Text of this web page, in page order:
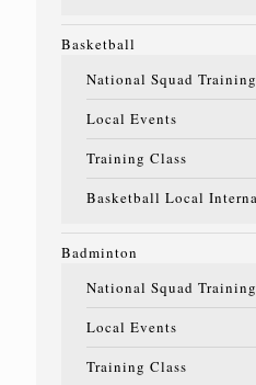
Basketball
National Squad Training
Local Events
Training Class
Basketball Local
Badminton
National Squad Training
Local Events
Training Class